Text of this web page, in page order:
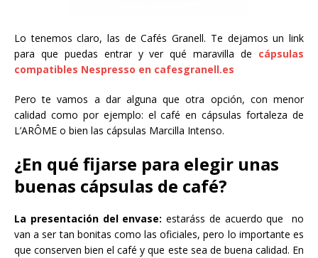
Lo tenemos claro, las de Cafés Granell. Te dejamos un link
para que puedas entrar y ver qué maravilla de cápsulas
compatibles Nespresso en cafesgranell.es
Pero te vamos a dar alguna que otra opción, con menor
calidad como por ejemplo: el café en cápsulas fortaleza de
L’ARÔME o bien las cápsulas Marcilla Intenso.
¿En qué fijarse para elegir unas
buenas cápsulas de café?
La presentación del envase: estaráss de acuerdo que no
van a ser tan bonitas como las oficiales, pero lo importante es
que conserven bien el café y que este sea de buena calidad. En